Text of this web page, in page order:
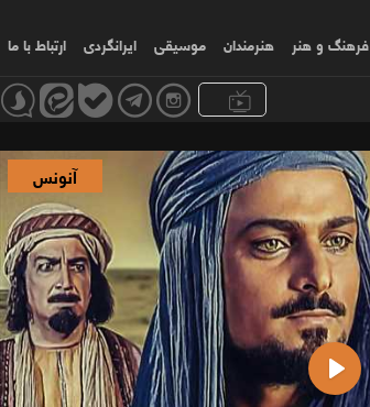
فرهنگ و هنر هنرمندان موسیقی ایرانگردی ارتباط با ما
Play
آنونس